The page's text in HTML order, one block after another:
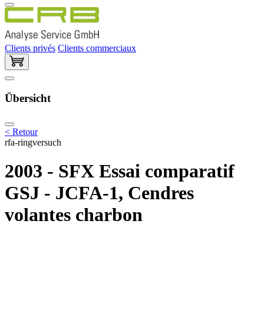
Clients privés Clients commerciaux
Übersicht
< Retour
rfa-ringversuch
2003 - SFX Essai comparatif
GSJ - JCFA-1, Cendres
volantes charbon